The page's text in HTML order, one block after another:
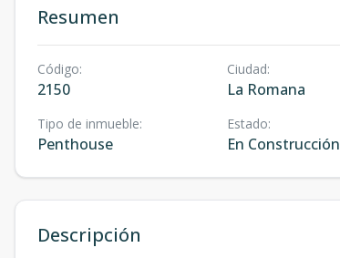
Resumen
Código:
2150
Ciudad:
La Romana
Tipo de inmueble:
Penthouse
Estado:
En Construcción
Descripción